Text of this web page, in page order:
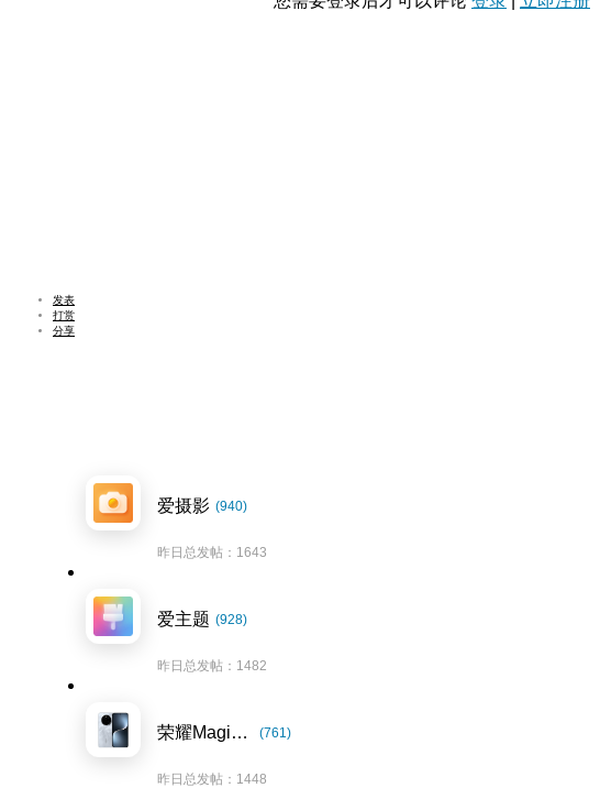
发表
打赏
分享
爱摄影 (940)
昨日总发帖：1643
爱主题 (928)
昨日总发帖：1482
荣耀Magic7系列 (761)
昨日总发帖：1448